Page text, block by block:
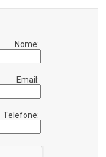
Nome:
Email:
Telefone: